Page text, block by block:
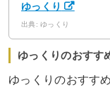
ゆっくり
出典: ゆっくり
ゆっくりのおすす
ゆっくりのおすす